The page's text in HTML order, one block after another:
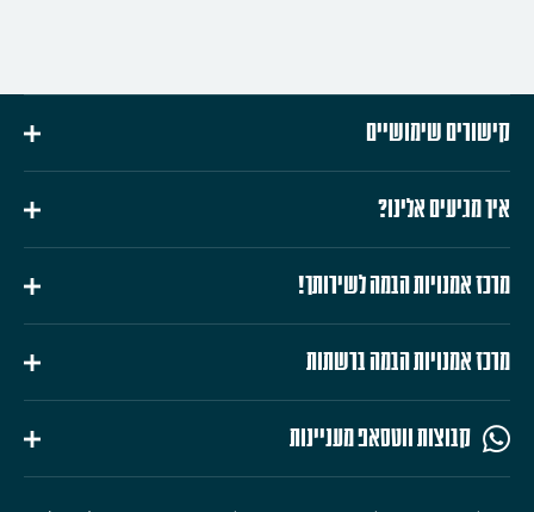
קישורים שימושיים
איך מגיעים אלינו?
מרכז אמנויות הבמה לשירותך!
מרכז אמנויות הבמה ברשתות
קבוצות ווטסאפ מעניינות